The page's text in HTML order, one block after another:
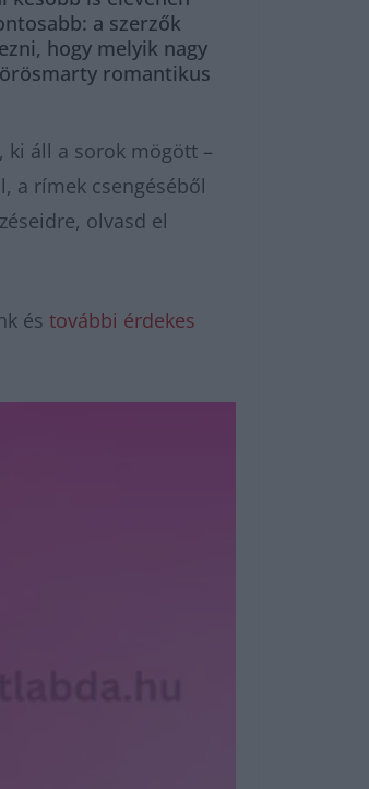
a szerzők
hogy melyik nagy
romantikus
ki áll a sorok mögött –
a rímek csengéséből
olvasd el
és további érdekes